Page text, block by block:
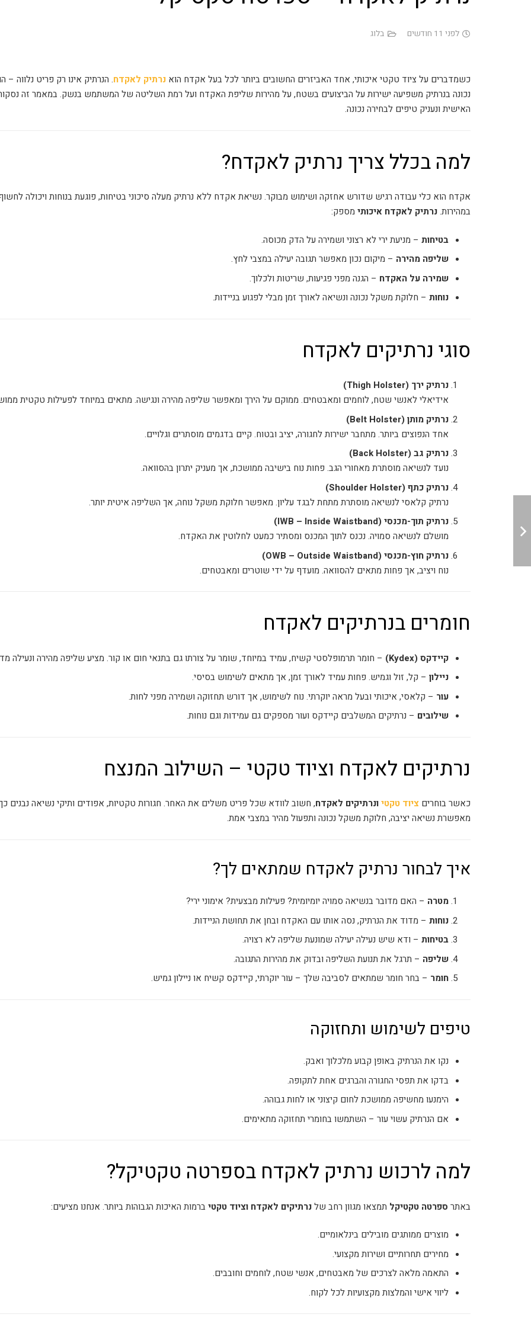
לפני 11 חודשים בלוג
כשמדברים על ציוד טקטי איכותי, אחד האביזרים החשובים ביותר לכל בעל אקדח הוא נרתיק לאקדח. הנרתיק אינו רק פריט נלווה –
נכונה בנרתיק משפיעה ישירות על הביצועים בשטח, על מהירות שליפת האקדח ועל רמת השליטה של המשתמש בנשק. במאמר זה
האישית ונעניק טיפים לבחירה נכונה.
למה בכלל צריך נרתיק לאקדח?
אקדח הוא כלי עבודה רגיש שדורש אחזקה ושימוש מבוקר. נשיאת אקדח ללא נרתיק מעלה סיכוני בטיחות, פוגעת בנוחות ויכולה
במהירות.נרתיק לאקדח איכותי מספק:
בטיחות – מניעת ירי לא רצוני ושמירה על הדק מכוסה.
שליפה מהירה – מיקום נכון מאפשר תגובה יעילה במצבי לחץ.
שמירה על האקדח – הגנה מפני פגיעות, שריטות ולכלוך.
נוחות – חלוקת משקל נכונה ונשיאה לאורך זמן מבלי לפגוע בניידות.
סוגי נרתיקים לאקדח
נרתיק ירך (Thigh Holster)
אידיאלי לאנשי שטח, לוחמים ומאבטחים. ממוקם על הירך ומאפשר שליפה מהירה ונגישה. מתאים במיוחד לפעילות טקטית
נרתיק מותן (Belt Holster)
אחד הנפוצים ביותר. מתחבר ישירות לחגורה, יציב ובטוח. קיים בדגמים מוסתרים וגלויים.
נרתיק גב (Back Holster)
נועד לנשיאה מוסתרת מאחורי הגב. פחות נוח בישיבה ממושכת, אך מעניק יתרון בהסוואה.
נרתיק כתף (Shoulder Holster)
נרתיק קלאסי לנשיאה מוסתרת מתחת לבגד עליון. מאפשר חלוקת משקל נוחה, אך השליפה איטית יותר.
נרתיק תוך-מכנסי (IWB – Inside Waistband)
מושלם לנשיאה סמויה. נכנס לתוך המכנס ומסתיר כמעט לחלוטין את האקדח.
נרתיק חוץ-מכנסי (OWB – Outside Waistband)
נוח ויציב, אך פחות מתאים להסוואה. מועדף על ידי שוטרים ומאבטחים.
חומרים בנרתיקים לאקדח
קיידקס (Kydex)
– חומר תרמופלסטי קשיח, עמיד במיוחד, שומר על צורתו גם בתנאי חום או קור. מציע שליפה מהירה ונעילה
ניילון – קל, זול וגמיש. פחות עמיד לאורך זמן, אך מתאים לשימוש בסיסי.
עור – קלאסי, איכותי ובעל מראה יוקרתי. נוח לשימוש, אך דורש תחזוקה ושמירה מפני לחות.
שילובים – נרתיקים המשלבים קיידקס ועור מספקים גם עמידות וגם נוחות.
נרתיקים לאקדח וציוד טקטי – השילוב המנצח
כאשר בוחרים ציוד טקטיונרתיקים לאקדח, חשוב לוודא שכל פריט משלים את האחר. חגורות טקטיות, אפודים ותיקי נשיאה נבנים
מאפשרת נשיאה יציבה, חלוקת משקל נכונה ותפעול מהיר במצבי אמת.
איך לבחור נרתיק לאקדח שמתאים לך?
מטרה – האם מדובר בנשיאה סמויה יומיומית? פעילות מבצעית? אימוני ירי?
נוחות – מדוד את הנרתיק, נסה אותו עם האקדח ובחן את תחושת הניידות.
בטיחות – ודא שיש נעילה יעילה שמונעת שליפה לא רצויה.
שליפה – תרגל את תנועת השליפה ובדוק את מהירות התגובה.
חומר – בחר חומר שמתאים לסביבה שלך – עור יוקרתי, קיידקס קשיח או ניילון גמיש.
טיפים לשימוש ותחזוקה
נקו את הנרתיק באופן קבוע מלכלוך ואבק.
בדקו את תפסי החגורה והברגים אחת לתקופה.
הימנעו מחשיפה ממושכת לחום קיצוני או לחות גבוהה.
אם הנרתיק עשוי עור – השתמשו בחומרי תחזוקה מתאימים.
למה לרכוש נרתיק לאקדח בספרטה טקטיקל?
באתר ספרטה טקטיקל תמצאו מגוון רחב שלנרתיקים לאקדח וציוד טקטיברמות האיכות הגבוהות ביותר. אנחנו מציעים:
מוצרים ממותגים מובילים בינלאומיים.
מחירים תחרותיים ושירות מקצועי.
התאמה מלאה לצרכים של מאבטחים, אנשי שטח, לוחמים וחובבים.
ליווי אישי והמלצות מקצועיות לכל לקוח.